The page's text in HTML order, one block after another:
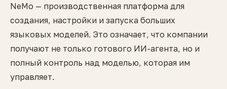
NeMo — производственная платформа для
создания, настройки и запуска больших
языковых моделей. Это означает, что компании
получают не только готового ИИ-агента, но и
полный контроль над моделью, которая им
управляет.